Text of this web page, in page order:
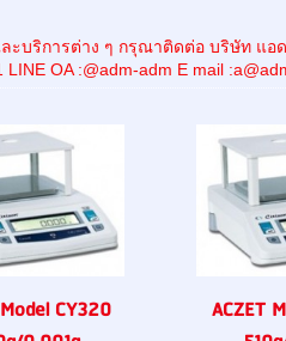
ะบริการต่าง ๆ กรุณาติดต่อ บริษัท แอด
LINE OA :@adm-adm E mail
CY320
ACZET